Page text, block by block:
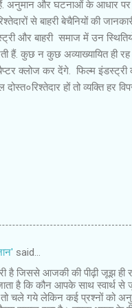
और घटनाओं के आधार पर
से बाहरी बेचैनियों की
और बाहरी समाज में उन
कुछ न कुछ अव्याख्यायित ही रह
क्लोज कर देंगे. फिल्म
हों तो व्यक्ति हर
said…
है जिससे आजकी की पीढ़ी जूझ
है कि कौन आपके साथ स्वार्थ
चले गये लेकिन कई प्रश्नों को